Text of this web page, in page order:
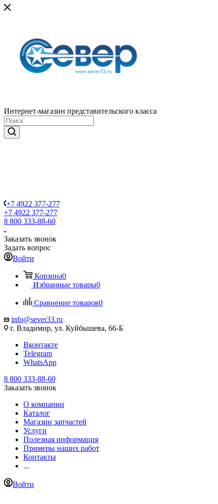
Интернет-магазин представительского класса
+7 4922 377-277
+7 4922 377-277
8 800 333-88-60
Заказать звонок
Задать вопрос
Войти
Корзина0
Избранные товары0
Сравнение товаров0
info@sever33.ru
г. Владимир, ул. Куйбышева, 66-Б
Вконтакте
Telegram
WhatsApp
8 800 333-88-60
Заказать звонок
О компании
Каталог
Магазин запчастей
Услуги
Полезная информация
Примеры наших работ
Контакты
...
Войти